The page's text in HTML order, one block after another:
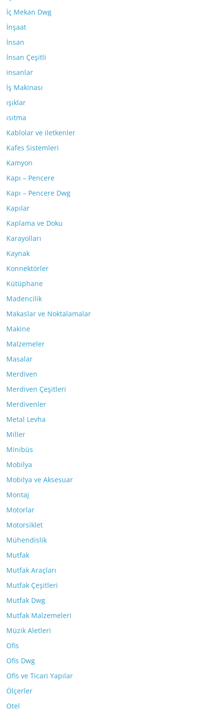
İç Mekan Dwg
İnşaat
İnsan
İnsan Çeşitli
insanlar
İş Makinası
ışıklar
ısıtma
Kablolar ve iletkenler
Kafes Sistemleri
Kamyon
Kapı – Pencere
Kapı – Pencere Dwg
Kapılar
Kaplama ve Doku
Karayolları
Kaynak
Konnektörler
Kütüphane
Madencilik
Makaslar ve Noktalamalar
Makine
Malzemeler
Masalar
Merdiven
Merdiven Çeşitleri
Merdivenler
Metal Levha
Miller
Minibüs
Mobilya
Mobilya ve Aksesuar
Montaj
Motorlar
Motorsiklet
Mühendislik
Mutfak
Mutfak Araçları
Mutfak Çeşitleri
Mutfak Dwg
Mutfak Malzemeleri
Müzik Aletleri
Ofis
Ofis Dwg
Ofis ve Ticari Yapılar
Ölçerler
Otel